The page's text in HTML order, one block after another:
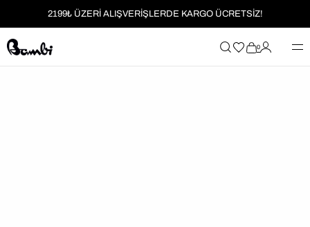
2199₺ ÜZERİ ALIŞVERİŞLERDE KARGO ÜCRETSİZ!
MOBİL UYGULAMAYA ÖZEL İLK ALIŞVERİŞİNİZE %5 İNDİRİM
0